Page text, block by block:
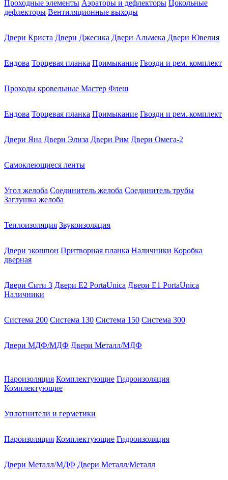
Проходные элементы Аэраторы и дефлекторы Цокольные
дефлекторы Вентиляционные выходы
Двери Криста Двери Джесика Двери Альмека Двери Ювелия
Ендова Торцевая планка Примыкание Гвозди и рем. комплект
Проходы кровельные Мастер Флеш
Ендова Торцевая планка Примыкание Гвозди и рем. комплект
Двери Яна Двери Элиза Двери Рим Двери Омега-2
Самоклеющиеся ленты
Угол желоба Соединитель желоба Соединитель трубы
Заглушка желоба
Теплоизоляция Звукоизоляция
Двери экошпон Притворная планка Наличники Коробка
дверная
Двери Сити 3 Двери E2 PortaUnica Двери E1 PortaUnica
Наличники
Система 200 Система 130 Система 150 Система 300
Двери МДФ/МДФ Двери Металл/МДФ
Пароизоляция Комплектующие Гидроизоляция
Комплектующие
Уплотнители и герметики
Пароизоляция Комплектующие Гидроизоляция
Двери Металл/МДФ Двери Металл/Металл